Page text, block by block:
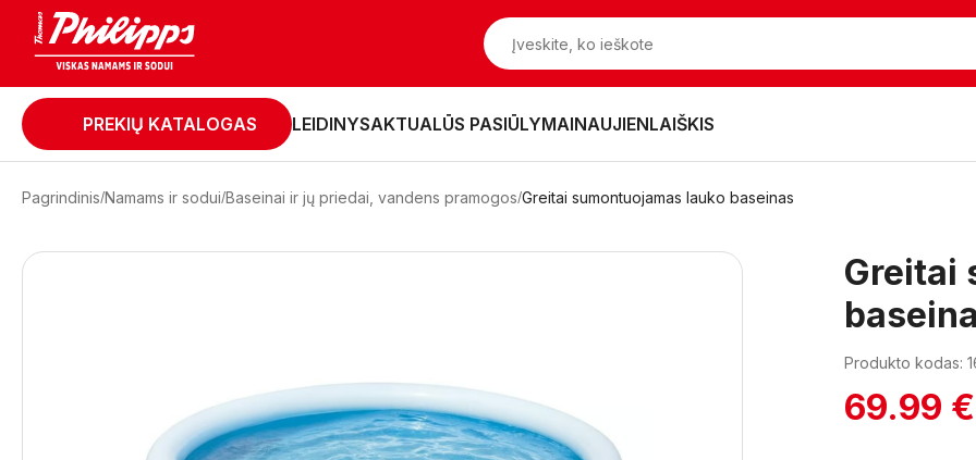
PREKIŲ KATALOGAS LEIDINYSAKTUALŪS PASIŪLYMAINAUJIENLAIŠKIS
Pagrindinis Namams ir sodui Baseinai ir jų priedai, vandens pramogos Greitai sumontuojamas lauko baseinas
Greitai
Produkto kodas:
69.99 €